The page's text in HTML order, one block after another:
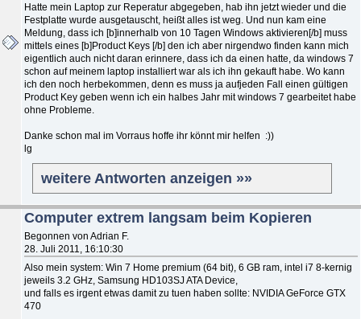
Hatte mein Laptop zur Reperatur abgegeben, hab ihn jetzt wieder und die
Festplatte wurde ausgetauscht, heißt alles ist weg. Und nun kam eine
Meldung, dass ich [b]innerhalb von 10 Tagen Windows aktivieren[/b] muss
mittels eines [b]Product Keys [/b] den ich aber nirgendwo finden kann mich
eigentlich auch nicht daran erinnere, dass ich da einen hatte, da windows 7
schon auf meinem laptop installiert war als ich ihn gekauft habe. Wo kann
ich den noch herbekommen, denn es muss ja aufjeden Fall einen gültigen
Product Key geben wenn ich ein halbes Jahr mit windows 7 gearbeitet habe
ohne Probleme.
Danke schon mal im Vorraus hoffe ihr könnt mir helfen :))
lg
weitere Antworten anzeigen »»
Computer extrem langsam beim Kopieren
Begonnen von Adrian F.
28. Juli 2011, 16:10:30
Also mein system: Win 7 Home premium (64 bit), 6 GB ram, intel i7 8-kernig
jeweils 3.2 GHz, Samsung HD103SJ ATA Device,
und falls es irgent etwas damit zu tuen haben sollte: NVIDIA GeForce GTX
470